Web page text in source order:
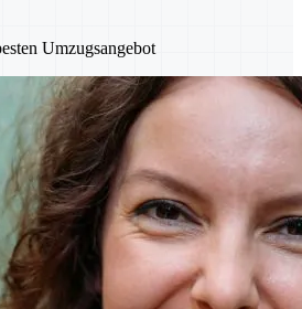
Umzugsangebot